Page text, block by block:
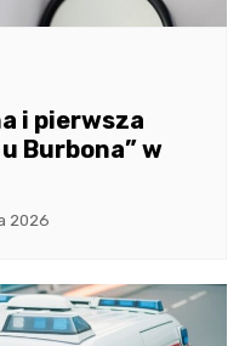
i pierwsza
Burbona” w
2026